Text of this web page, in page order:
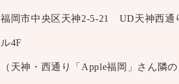
福岡市中央区天神2-5-21 UD天神西通
ル4F
（天神・西通り「Apple福岡」さん隣